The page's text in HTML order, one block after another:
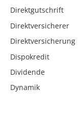
Direktgutschrift
Direktversicherer
Direktversicherung
Dispokredit
Dividende
Dynamik